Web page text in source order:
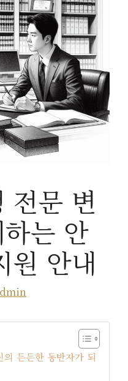
전문 변
는 안
원 안내
든든한 동반자가 되